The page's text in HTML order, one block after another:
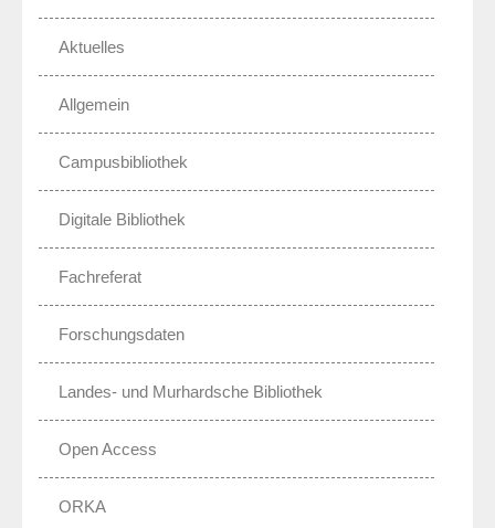
Aktuelles
Allgemein
Campusbibliothek
Digitale Bibliothek
Fachreferat
Forschungsdaten
Landes- und Murhardsche Bibliothek
Open Access
ORKA